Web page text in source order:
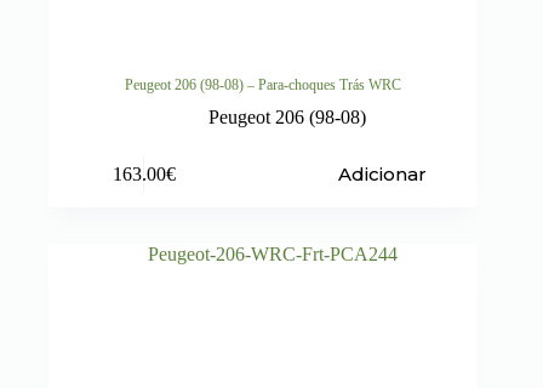
Peugeot 206 (98-08) – Para-choques Trás WRC
Peugeot 206 (98-08)
163.00€ Adicionar